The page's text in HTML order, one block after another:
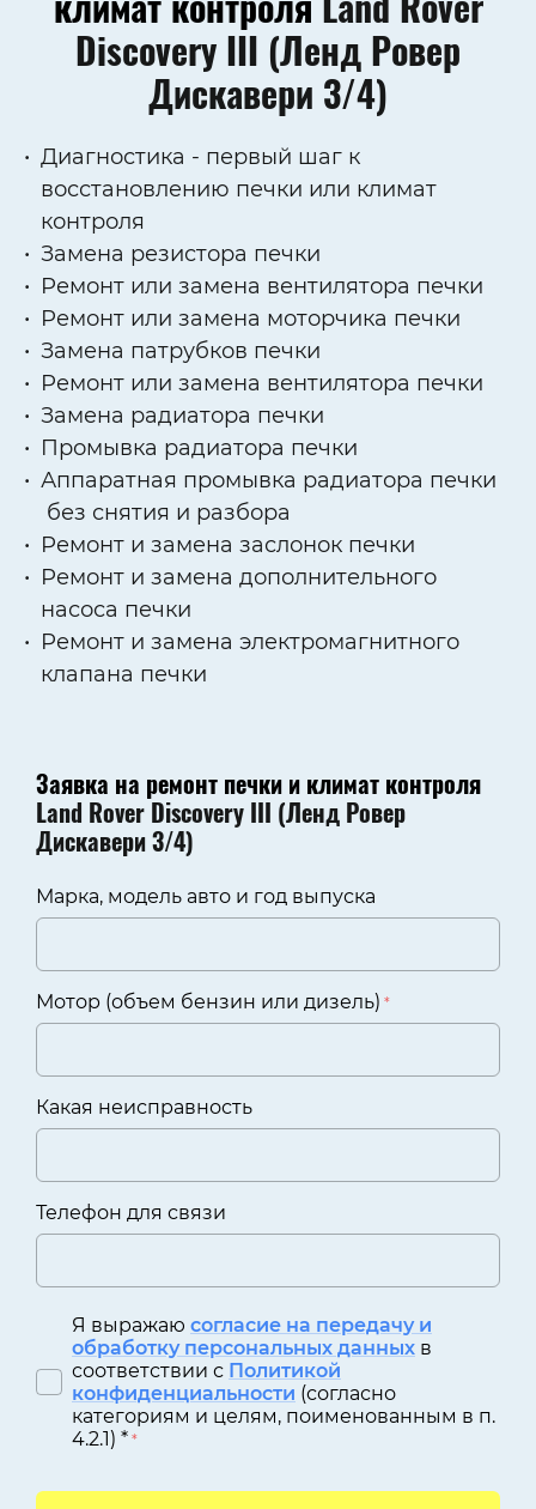
климат контроля Land Rover
Discovery III (Ленд Ровер
Дискавери 3/4)
Диагностика - первый шаг к
восстановлению печки или климат
контроля
Замена резистора печки
Ремонт или замена вентилятора печки
Ремонт или замена моторчика печки
Замена патрубков печки
Ремонт или замена вентилятора печки
Замена радиатора печки
Промывка радиатора печки
Аппаратная промывка радиатора печки
без снятия и разбора
Ремонт и замена заслонок печки
Ремонт и замена дополнительного
насоса печки
Ремонт и замена электромагнитного
клапана печки
Заявка на ремонт печки и климат контроля
Land Rover Discovery III (Ленд Ровер
Дискавери 3/4)
Марка, модель авто и год выпуска
Мотор (объем бензин или дизель) *
Какая неисправность
Телефон для связи
Я выражаю согласие на передачу и
обработку персональных данных в
соответствии с Политикой
конфиденциальности (согласно
категориям и целям, поименованным в п.
4.2.1) * *